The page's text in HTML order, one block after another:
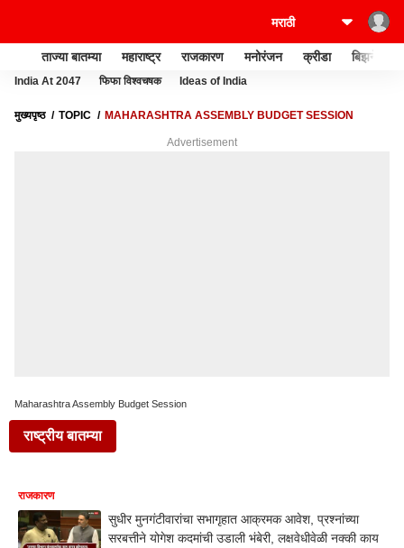
ताज्या बातम्या महाराष्ट्र राजकारण मनोरंजन क्रीडा बिझनेस
India At 2047 फिफा विश्वचषक Ideas of India
मुख्यपृष्ठ TOPIC MAHARASHTRA ASSEMBLY BUDGET SESSION
Advertisement
Maharashtra Assembly Budget Session
राष्ट्रीय बातम्या
राजकारण
सुधीर मुनगंटीवारांचा सभागृहात आक्रमक आवेश, प्रश्नांच्या
सरबत्तीने योगेश कदमांची उडाली भंबेरी, लक्षवेधीवेळी नक्की काय